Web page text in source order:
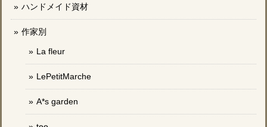
ハンドメイド資材
作家別
La fleur
LePetitMarche
A*s garden